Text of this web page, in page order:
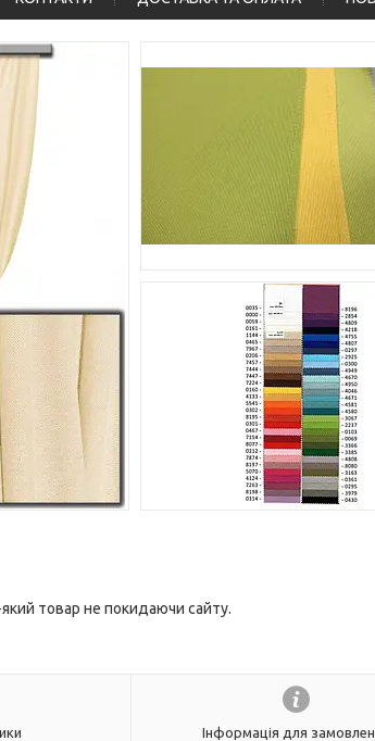
товар не покидаючи сайту.
Інформація для